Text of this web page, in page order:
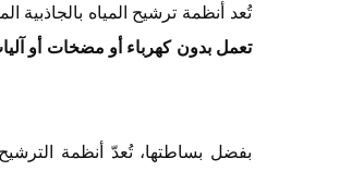
تُعد أنظمة ترشيح المياه
تعمل بدون كهرباء أو مضخات أو
بفضل بساطتها، تُعدّ أنظمة